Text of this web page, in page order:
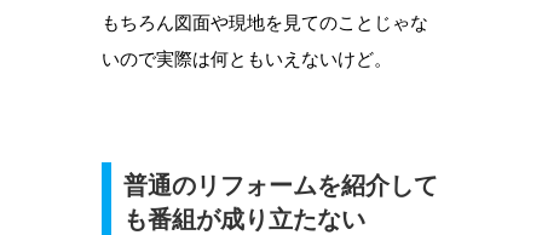
もちろん図面や現地を見てのことじゃな
いので実際は何ともいえないけど。
普通のリフォームを紹介して
も番組が成り立たない